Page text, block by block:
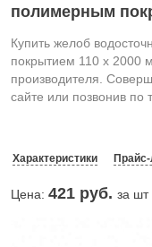
полимерным
Купить желоб
покрытием 110 х 2000
производителя.
сайте или позвонив по
Характеристики
Цена: 421 руб. за шт